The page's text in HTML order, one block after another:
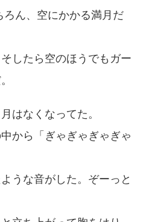
ん、空にかかる満月だ
したら空のほうでもガー
はなくなってた。
から「ぎゃぎゃぎゃぎゃ
うな音がした。ぞーっと